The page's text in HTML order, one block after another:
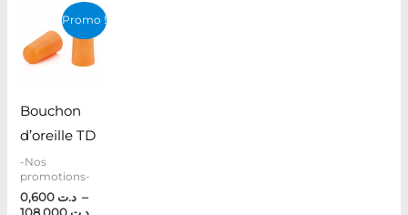
Promo !
Bouchon
d’oreille TD
-Nos
promotions-
د.ت0,600
–
Plage
de
prix :
د.ت 0,600